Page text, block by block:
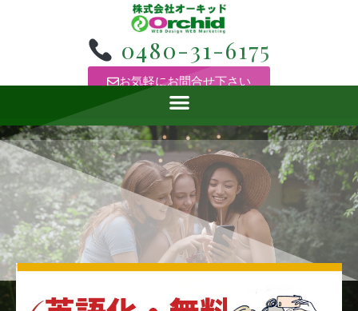
0480-31-6175
お気軽にお問合せ下さい